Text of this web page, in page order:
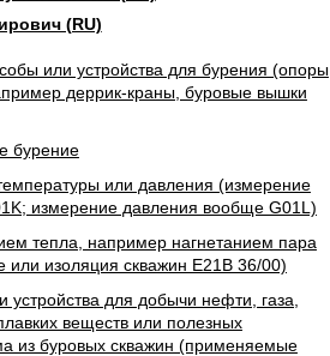
(RU)
или устройства для бурения (опоры
деррик-краны, буровые вышки
бурение
или давления (измерение
измерение давления вообще G01L)
тепла, например нагнетанием пара
или изоляция скважин E21B 36/00)
для добычи нефти, газа,
веществ или полезных
из буровых скважин (применяемые